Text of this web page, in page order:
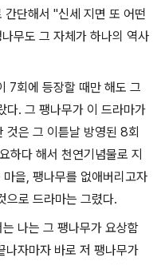
단해서 "신세 지면 또 어떤
무도 그 자체가 하나의 역사
7회에 등장할 때만 해도 그
다. 그 팽나무가 이 드라마가
것은 그 이튿날 방영된 8회
하다 해서 천연기념물로 지
을, 팽나무를 없애버리고자
으로 드라마는 그렸다.
나는 그 팽나무가 요상함
나자마자 바로 저 팽나무가